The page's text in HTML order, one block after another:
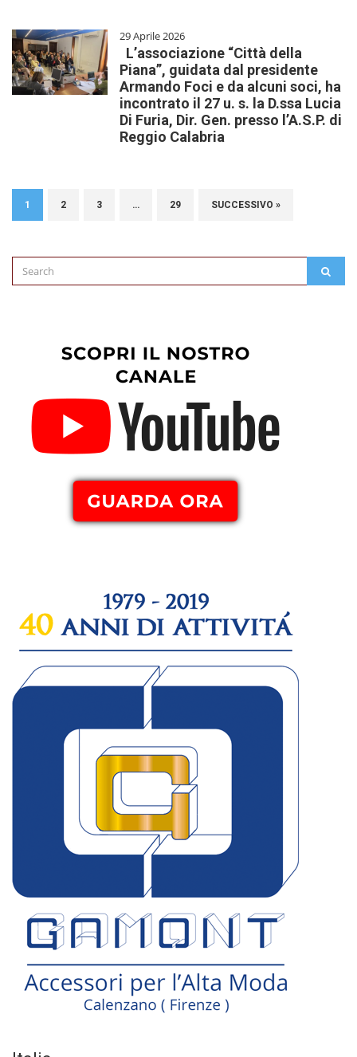
29 Aprile 2026
L’associazione “Città della
Piana”, guidata dal presidente
Armando Foci e da alcuni soci, ha
incontrato il 27 u. s. la D.ssa Lucia
Di Furia, Dir. Gen. presso l’A.S.P. di
Reggio Calabria
1 2 3 … 29 SUCCESSIVO »
Search
for: